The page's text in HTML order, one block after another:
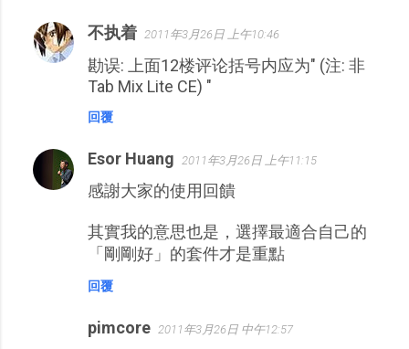
不执着 2011年3月26日 上午10:46
勘误: 上面12楼评论括号内应为" (注: 非
Tab Mix Lite CE) "
回覆
Esor Huang 2011年3月26日 上午11:15
感謝大家的使用回饋
其實我的意思也是，選擇最適合自己的
「剛剛好」的套件才是重點
回覆
pimcore 2011年3月26日 中午12:57